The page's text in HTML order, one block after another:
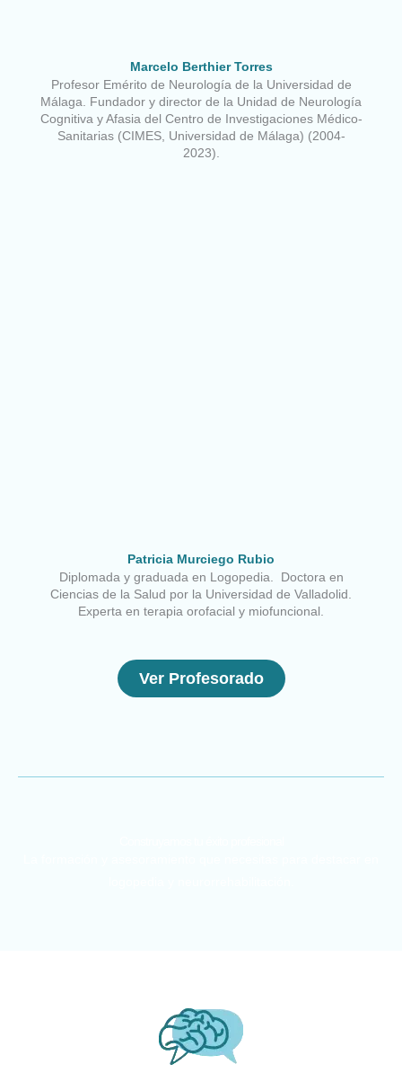
Marcelo Berthier Torres
Profesor Emérito de Neurología de la Universidad de
Málaga. Fundador y director de la Unidad de Neurología
Cognitiva y Afasia del Centro de Investigaciones Médico-
Sanitarias (CIMES, Universidad de Málaga) (2004-
2023).
Patricia Murciego Rubio
Diplomada y graduada en Logopedia. Doctora en
Ciencias de la Salud por la Universidad de Valladolid.
Experta en terapia orofacial y miofuncional.
Ver Profesorado